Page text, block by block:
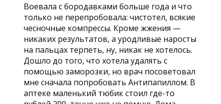
Воевала с бородавками больше года и что
только не перепробовала: чистотел, всякие
чесночные компрессы. Кроме жжения —
никаких результатов, а уродливые наросты
на пальцах терпеть, ну, никак не хотелось.
Дошло до того, что хотела удалять с
помощью заморозки, но врач посоветовал
мне сначала попробовать Антипапиллом. В
аптеке маленький тюбик стоил где-то